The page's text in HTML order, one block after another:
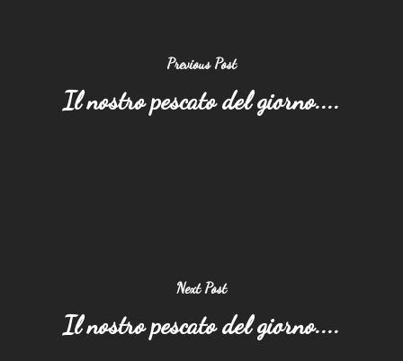
Previous Post
Il nostro pescato del giorno....
Next Post
Il nostro pescato del giorno....